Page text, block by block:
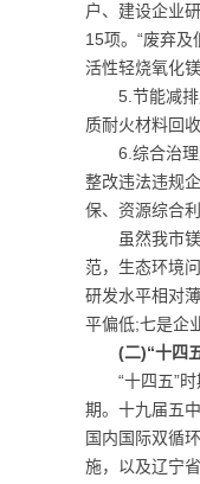
户、建设企业
15项。“废弃及
活性轻烧氧化
5.节能减
质耐火材料回
6.综合治
整改违法违规
保、资源综合
虽然我市
范，生态环境
研发水平相对
平偏低;七是企
(二)“十四
“十四五”
期。十九届五
国内国际双循
施，以及辽宁